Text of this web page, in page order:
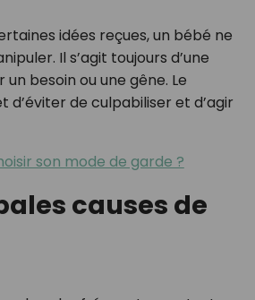
idées reçues, un bébé ne
Il s’agit toujours d’une
besoin ou une gêne. Le
de culpabiliser et d’agir
son mode de garde ?
causes de